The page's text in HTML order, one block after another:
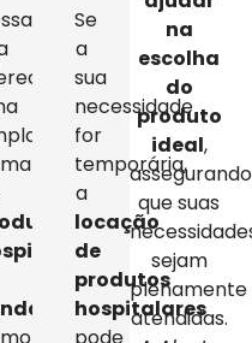
Se
a
sua
necessidade
for
temporária,
a
locação
de
produtos
hospitalares
pode
na
escolha
do
produto
ideal,
assegurando
que suas
sejam
plenamente
atendidas.